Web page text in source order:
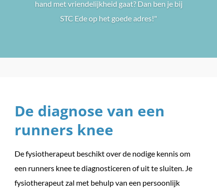
hand met vriendelijkheid gaat? Dan ben je bij
STC Ede op het goede adres!"
De diagnose van een
runners knee
De fysiotherapeut beschikt over de nodige kennis om
een runners knee te diagnosticeren of uit te sluiten. Je
fysiotherapeut zal met behulp van een persoonlijk